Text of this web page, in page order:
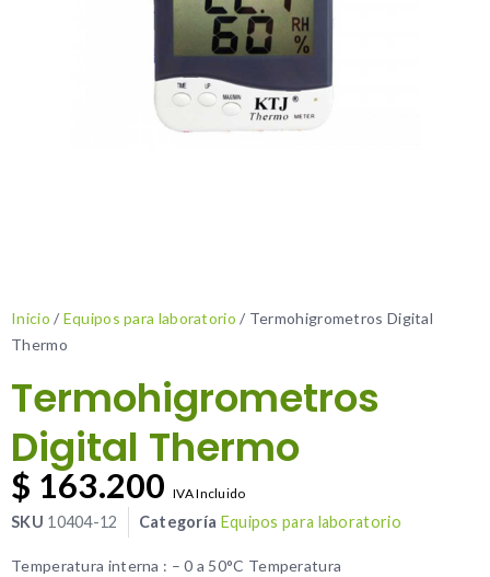
Inicio / Equipos para laboratorio / Termohigrometros Digital
Thermo
Termohigrometros
Digital Thermo
$ 163.200 IVA Incluido
SKU 10404-12 Categoría Equipos para laboratorio
Temperatura interna : – 0 a 50°C Temperatura